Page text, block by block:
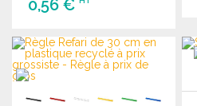
0,56 €
COMMANDER
Demander un devis